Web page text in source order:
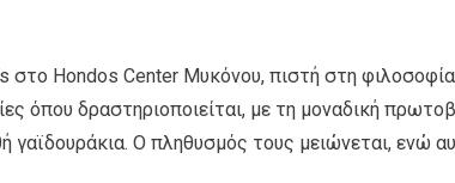
στο Hondos Center Μυκόνου, πιστή στη
όπου δραστηριοποιείται, με τη μοναδική
γαϊδουράκια. O πληθυσμός τους μειώνεται, ενώ